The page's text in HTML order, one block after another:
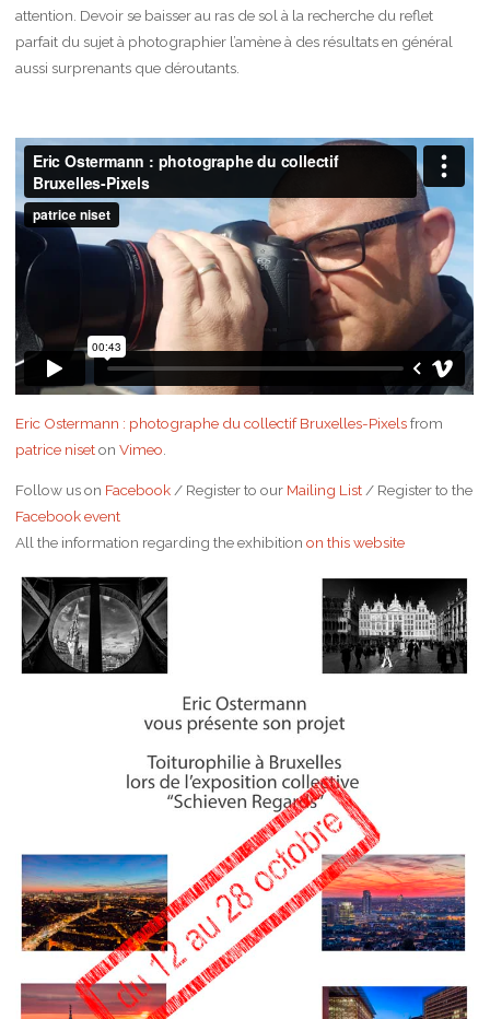
attention. Devoir se baisser au ras de sol à la recherche du reflet
parfait du sujet à photographier l’amène à des résultats en général
aussi surprenants que déroutants.
Eric Ostermann : photographe du collectif Bruxelles-Pixelsfrom
patrice nisetonVimeo
Follow us on Facebook/ Register to our Mailing List/ Register to the
Facebook event
All the information regarding the exhibitionon this website